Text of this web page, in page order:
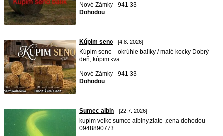
Nové Zámky - 941 33
Dohodou
Kúpim seno - [4.8. 2026]
Kúpim seno – okrúhle balíky / malé kocky Dobrý
deň, kúpim kva ...
Nové Zámky - 941 33
Dohodou
Sumec albin - [22.7. 2026]
kupim velke sumce albiny,zlate ,cena dohodou
0948890773